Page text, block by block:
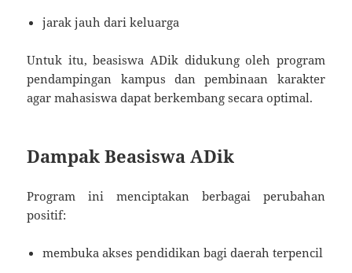
jarak jauh dari keluarga
Untuk itu, beasiswa ADik didukung oleh program
pendampingan kampus dan pembinaan karakter
agar mahasiswa dapat berkembang secara optimal.
Dampak Beasiswa ADik
Program ini menciptakan berbagai perubahan
positif:
membuka akses pendidikan bagi daerah terpencil